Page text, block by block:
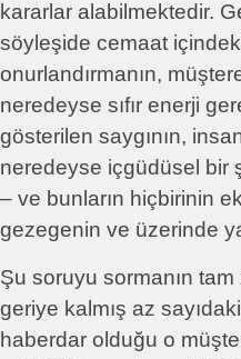
kararlar alabilmektedir.
söyleşide cemaat
onurlandırmanın,
neredeyse sıfır enerji
gösterilen saygının,
neredeyse içgüdüsel bir
– ve bunların hiçbirinin
gezegenin ve üzerinde
Şu soruyu sormanın
geriye kalmış az
haberdar olduğu o